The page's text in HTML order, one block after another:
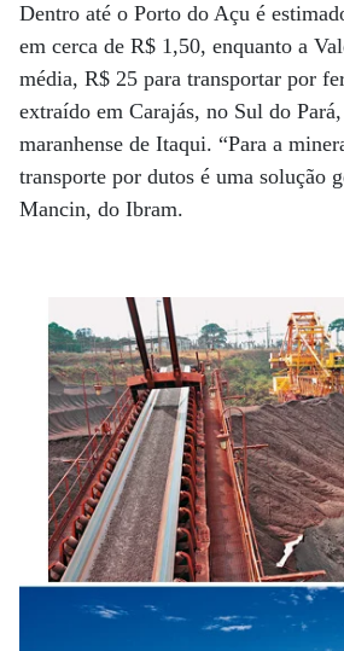
Dentro até o Porto do Açu é
em cerca de R$ 1,50, enquanto a
média, R$ 25 para transportar por
extraído em Carajás, no Sul do
maranhense de Itaqui. “Para a
transporte por dutos é uma solução
Mancin, do Ibram.